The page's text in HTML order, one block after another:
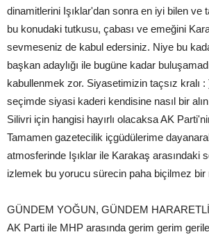
dinamitlerini Işıklar'dan sonra en iyi bilen ve
bu konudaki tutkusu, çabası ve emeğini
sevmeseniz de kabul edersiniz. Niye bu
başkan adaylığı ile bugüne kadar
kabullenmek zor. Siyasetimizin taçsız kralı :
seçimde siyasi kaderi kendisine nasıl bir alın
Silivri için hangisi hayırlı olacaksa AK
Tamamen gazetecilik içgüdülerime
atmosferinde Işıklar ile Karakaş arasındaki
izlemek bu yorucu sürecin paha biçilmez bir
GÜNDEM YOĞUN, GÜNDEM HARARETLİ
AK Parti ile MHP arasında gerim gerim